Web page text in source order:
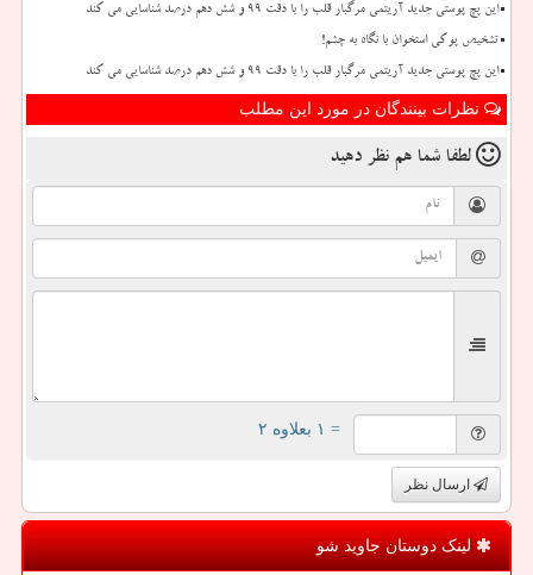
این پچ پوستی جدید آریتمی مرگبار قلب را با دقت ۹۹ و شش دهم درصد شناسایی می کند
تشخیص پوکی استخوان با نگاه به چشم!
این پچ پوستی جدید آریتمی مرگبار قلب را با دقت ۹۹ و شش دهم درصد شناسایی می کند
نظرات بینندگان در مورد این مطلب
لطفا شما هم نظر دهید
= ۱ بعلاوه ۲
ارسال نظر
لینک دوستان جاوید شو